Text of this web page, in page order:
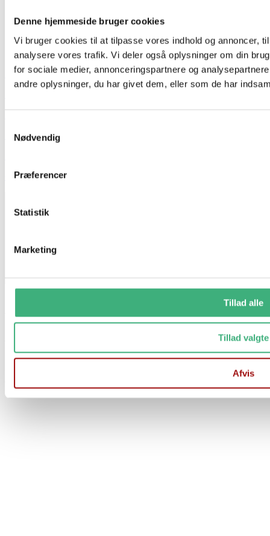
Denne hjemmeside bruger cookies
Vi bruger cookies til at tilpasse vores indhold og annoncer,
analysere vores trafik. Vi deler også oplysninger om din
for sociale medier, annonceringspartnere og
andre oplysninger, du har givet dem, eller som de har
Nødvendig
Præferencer
Statistik
Marketing
Tillad alle
Tillad valgte
Afvis
Hvem er vi
Handelsbetingelser
GDPR
Vi holder ferielukket i uge 29 og 30
Der er stadig mulighed for at afgive ordre på vores hjemmeside